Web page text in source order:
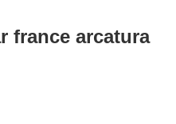
france arcatura